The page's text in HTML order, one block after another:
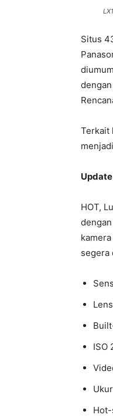
Situs
Terkait
HOT,
segera
ISO